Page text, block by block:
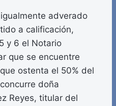
adverado
a calificación,
y 6 el Notario
que se encuentre
ostenta el 50% del
doña
Reyes, titular del